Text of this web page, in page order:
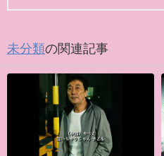
未分類の関連記事